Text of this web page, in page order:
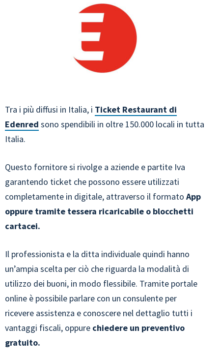
Tra i più diffusi in Italia, i Ticket Restaurant di
Edenred sono spendibili in oltre 150.000 locali in tutta
Italia.
Questo fornitore si rivolge a aziende e partite Iva
garantendo ticket che possono essere utilizzati
completamente in digitale, attraverso il formato App
oppure tramite tessera ricaricabile o blocchetti
cartacei.
Il professionista e la ditta individuale quindi hanno
un’ampia scelta per ciò che riguarda la modalità di
utilizzo dei buoni, in modo flessibile. Tramite portale
online è possibile parlare con un consulente per
ricevere assistenza e conoscere nel dettaglio tutti i
vantaggi fiscali, oppure chiedere un preventivo
gratuito.